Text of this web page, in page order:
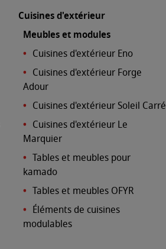
Cuisines d'extérieur
Meubles et modules
Cuisines d'extérieur Eno
Cuisines d'extérieur Forge
Adour
Cuisines d'extérieur Soleil Carré
Cuisines d'extérieur Le
Marquier
Tables et meubles pour
kamado
Tables et meubles OFYR
Éléments de cuisines
modulables